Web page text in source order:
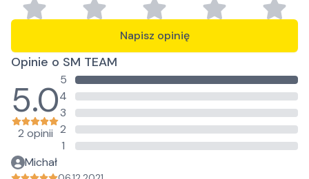
Napisz opinię
Opinie o SM TEAM
5.0
2 opinii
5
4
3
2
1
Michał